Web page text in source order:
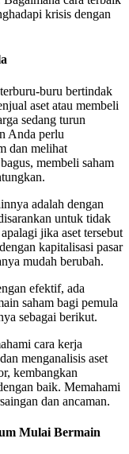
krisis dengan
buru bertindak
aset atau membeli
sedang turun
Anda perlu
dan melihat
membeli saham
adalah dengan
untuk tidak
jika aset tersebut
kapitalisasi pasar
mudah berubah.
efektif, ada
saham bagi pemula
sebagai berikut.
cara kerja
menganalisis aset
kembangkan
baik. Memahami
dan ancaman.
Mulai Bermain